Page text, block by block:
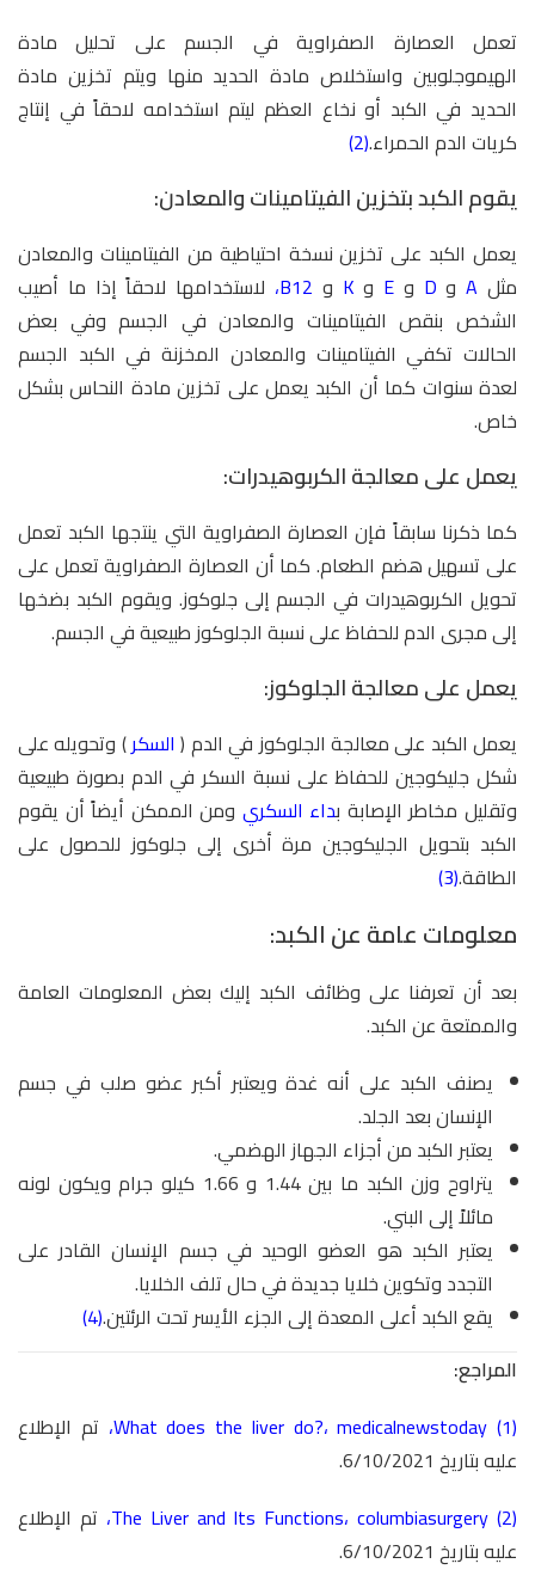
تعمل العصارة الصفراوية في الجسم على تحليل مادة
الهيموجلوبين واستخلاص مادة الحديد منها ويتم تخزين مادة
الحديد في الكبد أو نخاع العظم ليتم استخدامه لاحقاً في إنتاج
كريات الدم الحمراء.(2)
يقوم الكبد بتخزين الفيتامينات والمعادن:
يعمل الكبد على تخزين نسخة احتياطية من الفيتامينات والمعادن
مثل AوD و E و K و B12، لاستخدامها لاحقاً إذا ما أصيب
الشخص بنقص الفيتامينات والمعادن في الجسم وفي بعض
الحالات تكفي الفيتامينات والمعادن المخزنة في الكبد الجسم
لعدة سنوات كما أن الكبد يعمل على تخزين مادة النحاس بشكل
خاص.
يعمل على معالجة الكربوهيدرات:
كما ذكرنا سابقاً فإن العصارة الصفراوية التي ينتجها الكبد تعمل
على تسهيل هضم الطعام. كما أن العصارة الصفراوية تعمل على
تحويل الكربوهيدرات في الجسم إلى جلوكوز. ويقوم الكبد بضخها
إلى مجرى الدم للحفاظ على نسبة الجلوكوز طبيعية في الجسم.
يعمل على معالجة الجلوكوز:
يعمل الكبد على معالجة الجلوكوز في الدم ( السكر) وتحويله على
شكل جليكوجين للحفاظ على نسبة السكر في الدم بصورة طبيعية
وتقليل مخاطر الإصابة بداء السكري ومن الممكن أيضاً أن يقوم
الكبد بتحويل الجليكوجين مرة أخرى إلى جلوكوز للحصول على
الطاقة.(3)
معلومات عامة عن الكبد:
بعد أن تعرفنا على وظائف الكبد إليك بعض المعلومات العامة
والممتعة عن الكبد.
يصنف الكبد على أنه غدة ويعتبر أكبر عضو صلب في جسم
الإنسان بعد الجلد.
يعتبر الكبد من أجزاء الجهاز الهضمي.
يتراوح وزن الكبد ما بين 1.44 و 1.66 كيلو جرام ويكون لونه
مائلاً إلى البني.
يعتبر الكبد هو العضو الوحيد في جسم الإنسان القادر على
التجدد وتكوين خلايا جديدة في حال تلف الخلايا.
يقع الكبد أعلى المعدة إلى الجزء الأيسر تحت الرئتين.(4)
المراجع:
(1)
What does the liver do?،medicalnewstoday ، تم الإطلاع
عليه بتاريخ 6/10/2021.
(2)
The Liver and Its Functions،columbiasurgery ، تم الإطلاع
عليه بتاريخ 6/10/2021.